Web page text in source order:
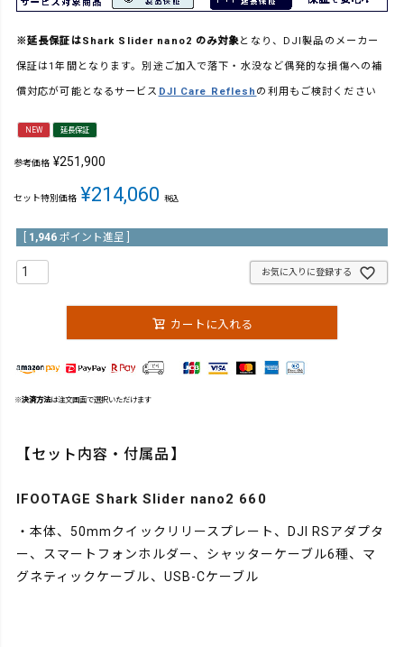
※延長保証はShark Slider nano2 のみ対象となり、DJI製品のメーカー
保証は1年間となります。別途ご加入で落下・水没など偶発的な損傷への補
償対応が可能となるサービス DJI Care Reflesh の利用もご検討ください
NEW 延長保証
参考価格 ¥251,900
セット特別価格 ¥214,060 税込
1,946 ポイント進呈 ]
お気に入りに登録する
カートに入れる
※決済方法は注文画面で選択いただけます
【セット内容・付属品】
IFOOTAGE Shark Slider nano2 660
・本体、50mmクイックリリースプレート、DJI RSアダプタ
ー、スマートフォンホルダー、シャッターケーブル6種、マ
グネティックケーブル、USB-Cケーブル